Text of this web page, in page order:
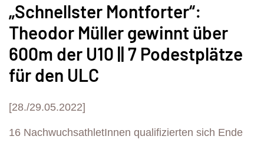
„Schnellster Montforter“:
Theodor Müller gewinnt über
600m der U10 || 7 Podestplätze
für den ULC
[28./29.05.2022]
16 NachwuchsathletInnen qualifizierten sich Ende